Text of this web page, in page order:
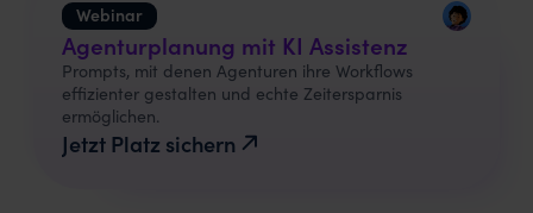
Webinar
Agenturplanung mit KI Assistenz
Prompts, mit denen Agenturen ihre Workflows
effizienter gestalten und echte Zeitersparnis
ermöglichen.
Jetzt Platz sichern